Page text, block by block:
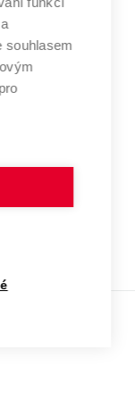
souhlasem